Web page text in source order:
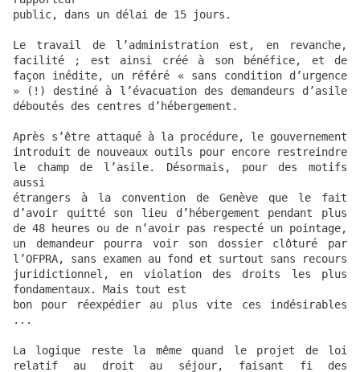
public, dans un délai de 15 jours.
Le travail de l’administration est, en revanche,
facilité ; est ainsi créé à son bénéfice, et de
façon inédite, un référé « sans condition d’urgence
» (!) destiné à l’évacuation des demandeurs d’asile
déboutés des centres d’hébergement.
Après s’être attaqué à la procédure, le gouvernement
introduit de nouveaux outils pour encore restreindre
le champ de l’asile. Désormais, pour des motifs
aussi
étrangers à la convention de Genève que le fait
d’avoir quitté son lieu d’hébergement pendant plus
de 48 heures ou de n’avoir pas respecté un pointage,
un demandeur pourra voir son dossier clôturé par
l’OFPRA, sans examen au fond et surtout sans recours
juridictionnel, en violation des droits les plus
fondamentaux. Mais tout est
bon pour réexpédier au plus vite ces indésirables
...
La logique reste la même quand le projet de loi
relatif au droit au séjour, faisant fi des